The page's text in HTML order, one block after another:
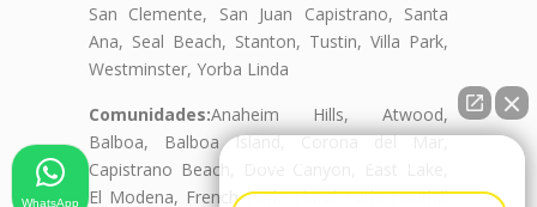
San Clemente, San Juan Capistrano, Santa
Ana, Seal Beach, Stanton, Tustin, Villa Park,
Westminster, Yorba Linda
Comunidades:Anaheim Hills, Atwood,
Balboa, Balboa Island, Corona del Mar,
Capistrano Beach, Dove Canyon, East Lake,
El Modena, French Park, Floral Park, Foothill
WhatsApp